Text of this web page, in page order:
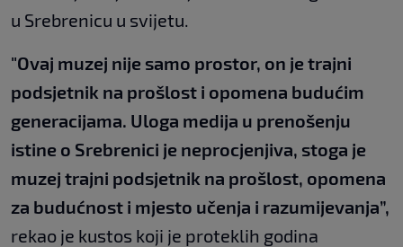
u Srebrenicu u svijetu.
"Ovaj muzej nije samo prostor, on je trajni
podsjetnik na prošlost i opomena budućim
generacijama. Uloga medija u prenošenju
istine o Srebrenici je neprocjenjiva, stoga je
muzej trajni podsjetnik na prošlost, opomena
za budućnost i mjesto učenja i razumijevanja”,
rekao je kustos koji je proteklih godina